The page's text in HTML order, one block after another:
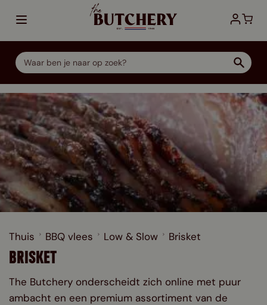
Thuis BBQ vlees Low & Slow Brisket
BRISKET
The Butchery onderscheidt zich online met puur
ambacht en een premium assortiment van de